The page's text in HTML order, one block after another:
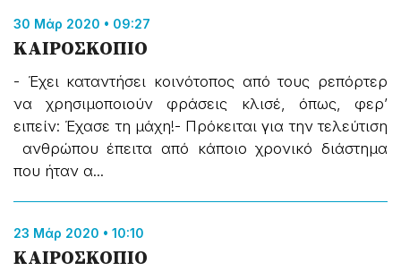
30 Μάρ 2020 • 09:27
ΚΑΙΡΟΣΚΟΠΙΟ
- Έχει καταντήσει κοινότοπος από τους ρεπόρτερ
να χρησιμοποιούν φράσεις κλισέ, όπως, φερ’
ειπείν: Έχασε τη μάχη!- Πρόκειται για την τελεύτιση
ανθρώπου έπειτα από κάποιο χρονικό διάστημα
που ήταν α...
23 Μάρ 2020 • 10:10
ΚΑΙΡΟΣΚΟΠΙΟ